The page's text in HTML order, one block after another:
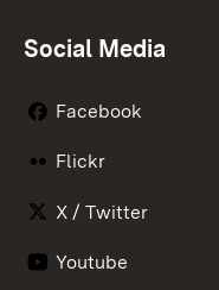
Social Media
Facebook
Flickr
X / Twitter
Youtube